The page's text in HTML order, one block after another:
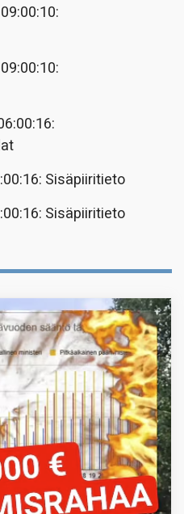
Sisäpiiritieto
Sisäpiiritieto